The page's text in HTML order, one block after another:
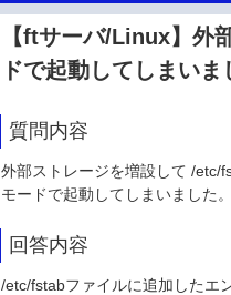
【ftサーバ/Linux】外
ドで起動してしまい
質問内容
外部ストレージを増設して /etc/
モードで起動してしまいました
回答内容
/etc/fstabファイルに追加したエ